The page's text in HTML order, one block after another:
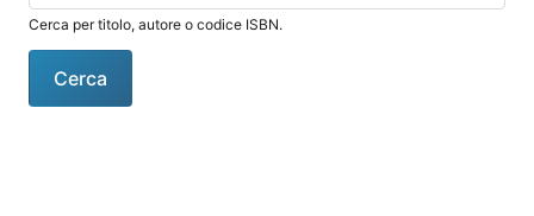
Cerca per titolo, autore o codice ISBN.